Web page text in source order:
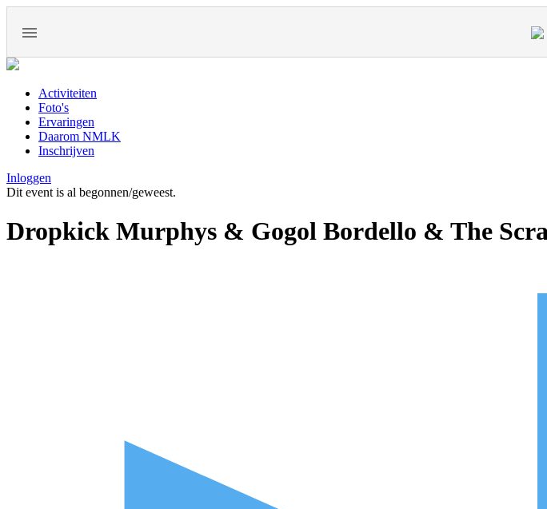
Activiteiten
Foto's
Ervaringen
Daarom NMLK
Inschrijven
Inloggen
Dit event is al begonnen/geweest.
Dropkick Murphys & Gogol Bordello & The